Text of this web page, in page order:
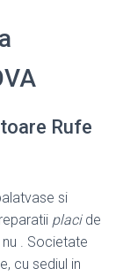
Rufe
si
placide
. Societate
cu sediul in